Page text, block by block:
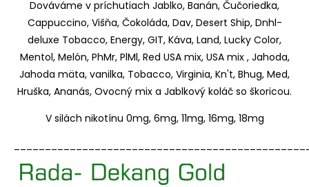
Dováváme v príchutiach Jablko, Banán, Čučoriedka,
Cappuccino, Višňa, Čokoláda, Dav, Desert Ship, Dnhl-
deluxe Tobacco, Energy, GIT, Káva, Land, Lucky Color,
Mentol, Melón, PhMr, PlMl, Red USA mix, USA mix , Jahoda,
Jahoda mäta, vanilka, Tobacco, Virginia, Kn't, Bhug, Med,
Hruška, Ananás, Ovocný mix a Jablkový koláč so škoricou.
V silách nikotínu 0mg, 6mg, 11mg, 16mg, 18mg